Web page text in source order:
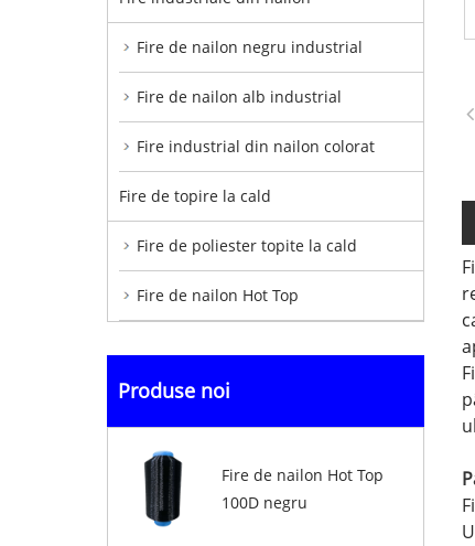
Fire de nailon negru industrial
Fire de nailon alb industrial
Fire industrial din nailon colorat
Fire de topire la cald
Fire de poliester topite la cald
Fire de nailon Hot Top
Produse noi
Fire de nailon Hot Top
100D negru